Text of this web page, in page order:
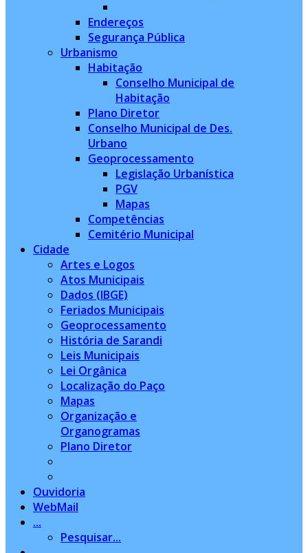
Endereços
Segurança Pública
Urbanismo
Habitação
Conselho Municipal de
Habitação
Plano Diretor
Conselho Municipal de Des.
Urbano
Geoprocessamento
Legislação Urbanística
PGV
Mapas
Competências
Cemitério Municipal
Cidade
Artes e Logos
Atos Municipais
Dados (IBGE)
Feriados Municipais
Geoprocessamento
História de Sarandi
Leis Municipais
Lei Orgânica
Localização do Paço
Mapas
Organização e
Organogramas
Plano Diretor
Ouvidoria
WebMail
...
Pesquisar...